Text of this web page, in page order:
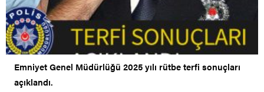
Emniyet Genel Müdürlüğü 2025 yılı rütbe terfi sonuçları
açıklandı.